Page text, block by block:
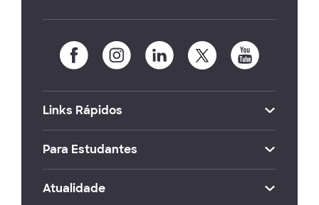
Links Rápidos
Para Estudantes
Atualidade